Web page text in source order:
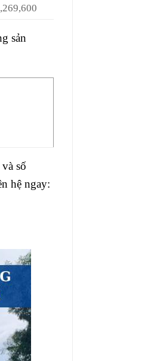
sản
số
hệ ngay: